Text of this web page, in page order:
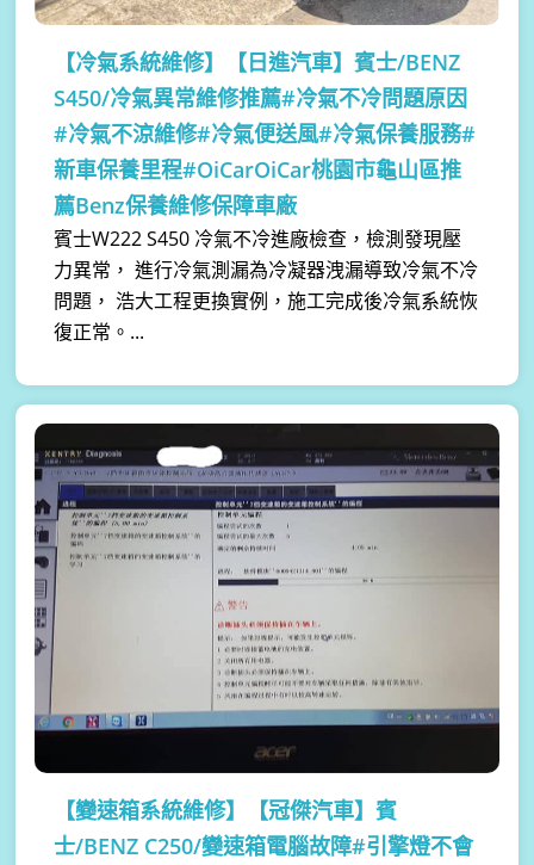
【冷氣系統維修】
【日進汽車】賓士/BENZ
S450/冷氣異常維修推薦#冷氣不冷問題原因
#冷氣不涼維修#冷氣便送風#冷氣保養服務#
新車保養里程#OiCarOiCar桃園市龜山區推
薦Benz保養維修保障車廠
賓士W222 S450 冷氣不冷進廠檢查，檢測發現壓
力異常， 進行冷氣測漏為冷凝器洩漏導致冷氣不冷
問題， 浩大工程更換實例，施工完成後冷氣系統恢
復正常。...
【變速箱系統維修】
【冠傑汽車】賓
士/BENZ C250/變速箱電腦故障#引擎燈不會